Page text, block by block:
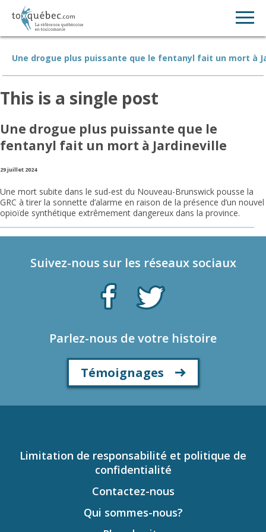
Une drogue plus puissante que le fentanyl fait un mort à
This is a single post
Une drogue plus puissante que le
fentanyl fait un mort à Jardineville
29 juillet 2024
Une mort subite dans le sud-est du Nouveau-Brunswick pousse la
GRC à tirer la sonnette d’alarme en raison de la présence d’un nouvel
opioïde synthétique extrêmement dangereux dans la province.
Suivez-nous sur les réseaux sociaux
Parlez-nous de votre histoire
Témoignages
Limitation de responsabilité et politique de
confidentialité
Contactez-nous
Qui sommes-nous?